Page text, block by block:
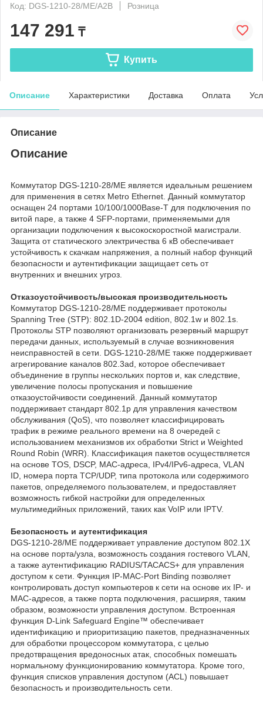
Код: DGS-1210-28/ME/A2B
Розница
147 291 ₸
Купить
Описание Характеристики Доставка Оплата
Описание
Описание
Коммутатор DGS-1210-28/ME является идеальным решением
для применения в сетях Metro Ethernet. Данный коммутатор
оснащен 24 портами 10/100/1000Base-T для подключения по
витой паре, а также 4 SFP-портами, применяемыми для
организации подключения к высокоскоростной магистрали.
Защита от статического электричества 6 кВ обеспечивает
устойчивость к скачкам напряжения, а полный набор функций
безопасности и аутентификации защищает сеть от
внутренних и внешних угроз.
Отказоустойчивость/высокая производительность
Коммутатор DGS-1210-28/ME поддерживает протоколы
Spanning Tree (STP): 802.1D-2004 edition, 802.1w и 802.1s.
Протоколы STP позволяют организовать резервный маршрут
передачи данных, используемый в случае возникновения
неисправностей в сети. DGS-1210-28/ME также поддерживает
агрегирование каналов 802.3ad, которое обеспечивает
объединение в группы нескольких портов и, как следствие,
увеличение полосы пропускания и повышение
отказоустойчивости соединений. Данный коммутатор
поддерживает стандарт 802.1p для управления качеством
обслуживания (QoS), что позволяет классифицировать
трафик в режиме реального времени на 8 очередей с
использованием механизмов их обработки Strict и Weighted
Round Robin (WRR). Классификация пакетов осуществляется
на основе TOS, DSCP, MAC-адреса, IPv4/IPv6-адреса, VLAN
ID, номера порта TCP/UDP, типа протокола или содержимого
пакетов, определяемого пользователем, и предоставляет
возможность гибкой настройки для определенных
мультимедийных приложений, таких как VoIP или IPTV.
Безопасность и аутентификация
DGS-1210-28/ME поддерживает управление доступом 802.1X
на основе порта/узла, возможность создания гостевого VLAN,
а также аутентификацию RADIUS/TACACS+ для управления
доступом к сети. Функция IP-MAC-Port Binding позволяет
контролировать доступ компьютеров к сети на основе их IP- и
MAC-адресов, а также порта подключения, расширяя, таким
образом, возможности управления доступом. Встроенная
функция D-Link Safeguard Engine™ обеспечивает
идентификацию и приоритизацию пакетов, предназначенных
для обработки процессором коммутатора, с целью
предотвращения вредоносных атак, способных помешать
нормальному функционированию коммутатора. Кроме того,
функция списков управления доступом (ACL) повышает
безопасность и производительность сети.